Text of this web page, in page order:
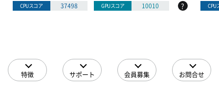
CPUスコア 37498 GPUスコア 10010 ? CPU
特徴 サポート 会員募集 お問合せ